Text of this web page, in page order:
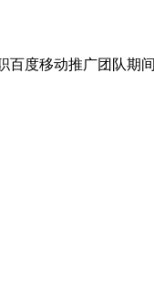
度移动推广团队期